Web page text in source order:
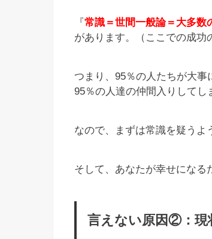
『常識＝世間一般論＝大多数
があります。（ここでの成功
つまり、95％の人たちが大事
95％の人達の仲間入りしてし
なので、まずは常識を疑うよ
そして、あなたが幸せになる
言えない原因②：現